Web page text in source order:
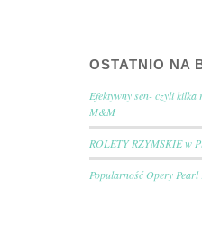
OSTATNIO NA
Efektywny sen- czyli kilka
M&M
ROLETY RZYMSKIE w
Popularność Opery Pearl